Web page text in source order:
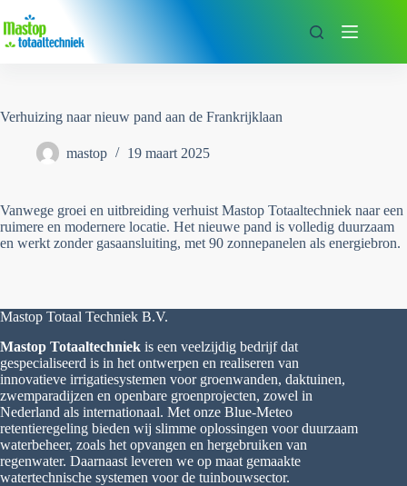
naar
de
Verhuizing naar nieuw pand aan de Frankrijklaan
mastop 19 maart 2025
Vanwege groei en uitbreiding verhuist Mastop Totaaltechniek naar een
ruimere en modernere locatie. Het nieuwe pand is volledig duurzaam
en werkt zonder gasaansluiting, met 90 zonnepanelen als energiebron.
Mastop Totaal Techniek B.V.
Mastop Totaaltechniek is een veelzijdig bedrijf dat
gespecialiseerd is in het ontwerpen en realiseren van
innovatieve irrigatiesystemen voor groenwanden, daktuinen,
zwemparadijzen en openbare groenprojecten, zowel in
Nederland als internationaal. Met onze Blue-Meteo
retentieregeling bieden wij slimme oplossingen voor duurzaam
waterbeheer, zoals het opvangen en hergebruiken van
regenwater. Daarnaast leveren we op maat gemaakte
watertechnische systemen voor de tuinbouwsector.